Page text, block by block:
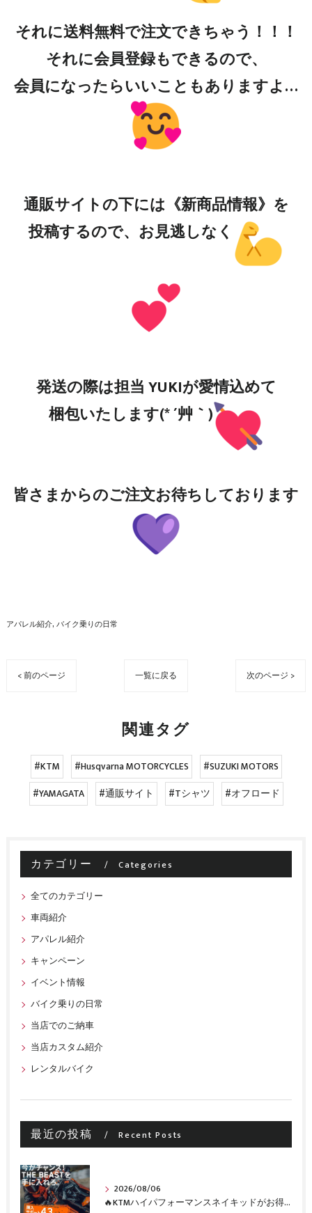
それに送料無料で注文できちゃう！！！
それに会員登録もできるので、
会員になったらいいこともありますよ…
通販サイトの下には《新商品情報》を
投稿するので、お見逃しなく
発送の際は担当 YUKIが愛情込めて
梱包いたします(* ´艸｀)
皆さまからのご注文お待ちしております
アパレル紹介 バイク乗りの日常
< 前のページ 一覧に戻る 次のページ >
関連タグ
#KTM #Husqvarna MOTORCYCLES
#SUZUKI MOTORS
#YAMAGATA
#通販サイト #Tシャツ #オフロード
カテゴリー Categories
全てのカテゴリー
車両紹介
アパレル紹介
キャンペーン
イベント情報
バイク乗りの日常
当店でのご納車
当店カスタム紹介
レンタルバイク
最近の投稿 Recent Posts
2026/08/06
🔥KTMハイパフォーマンスネイキッドがお得に手に入るチャンス🔥